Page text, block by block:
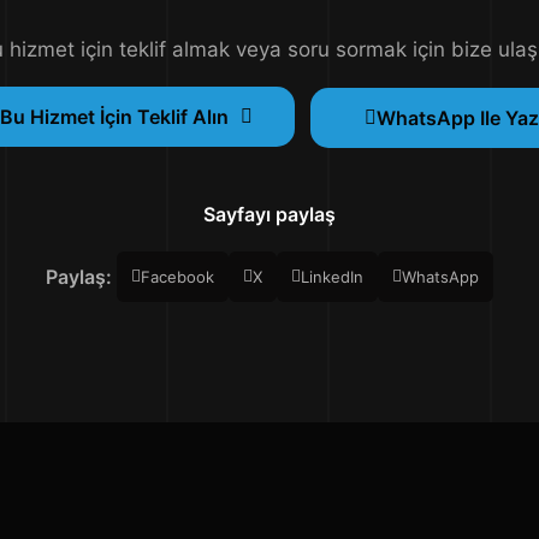
hizmet için teklif almak veya soru sormak için bize
Bu Hizmet İçin Teklif Alın WhatsApp Ile Yaz
Sayfayı paylaş
Paylaş: Facebook X LinkedIn WhatsApp